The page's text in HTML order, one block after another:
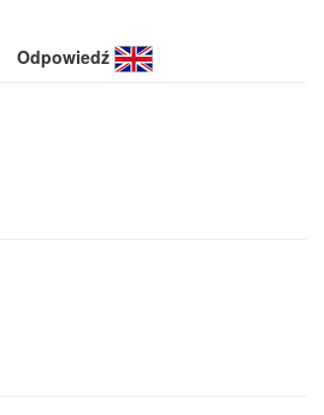
Odpowiedź